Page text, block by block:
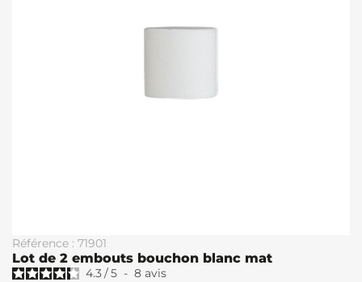
Référence : 71901
Lot de 2 embouts bouchon blanc mat
4.3/5 - 8 avis